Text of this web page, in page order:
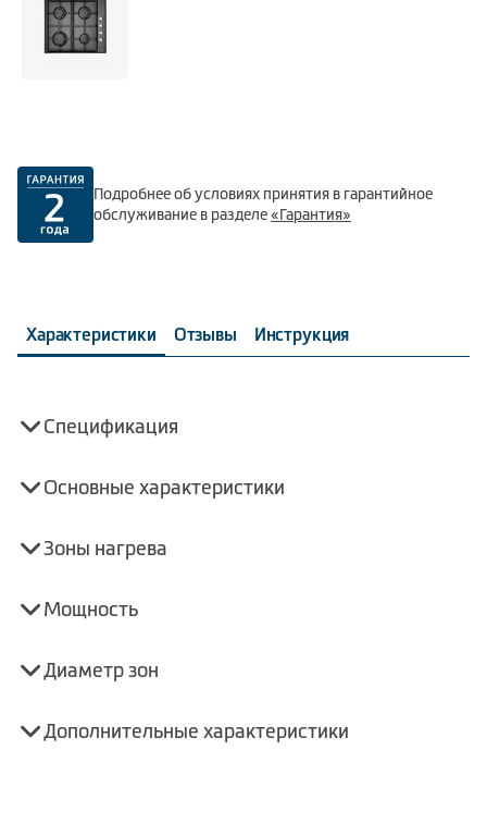
Подробнее об условиях принятия в гарантийное
обслуживание в разделе«Гарантия»
Характеристики Отзывы Инструкция
Спецификация
Основные характеристики
Зоны нагрева
Мощность
Диаметр зон
Дополнительные характеристики